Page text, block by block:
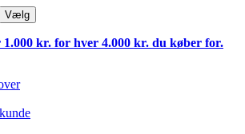
Vælg
kr. for hver 4.000 kr. du køber for.